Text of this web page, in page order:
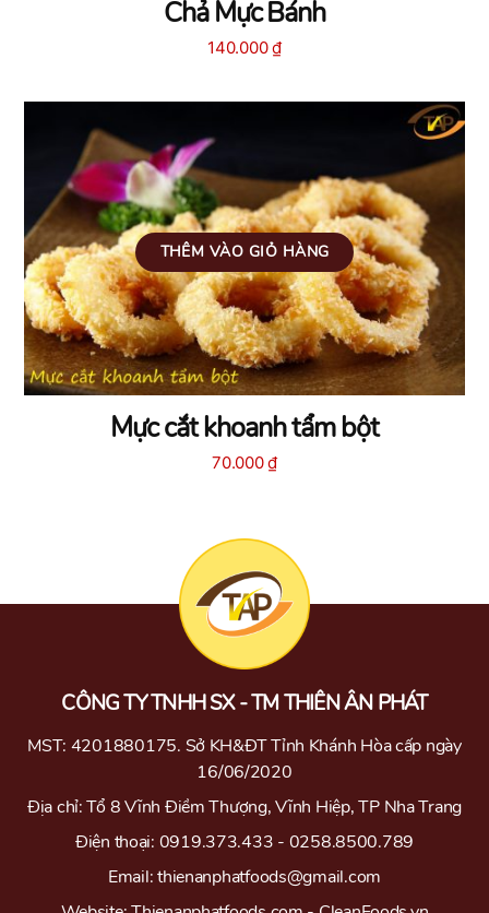
Chả Mực Bánh
140.000₫
Mực cắt khoanh tẩm bột
70.000₫
THÊM VÀO GIỎ HÀNG
CÔNG TY TNHH SX - TM THIÊN ÂN PHÁT
MST: 4201880175. Sở KH&ĐT Tỉnh Khánh Hòa cấp ngày
16/06/2020
Địa chỉ: Tổ 8 Vĩnh Điềm Thượng, Vĩnh Hiệp, TP Nha Trang
Điện thoại: 0919.373.433 - 0258.8500.789
Email: thienanphatfoods@gmail.com